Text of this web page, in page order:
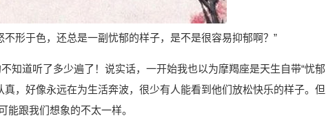
形于色，还总是一副忧郁的样子，是不是很容易抑郁啊？”
知道听了多少遍了！说实话，一开始我也以为摩羯座是天生自带“忧郁
，好像永远在为生活奔波，很少有人能看到他们放松快乐的样子。但
能跟我们想象的不太一样。